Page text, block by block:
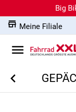
Big
Meine Filiale